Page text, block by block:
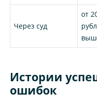
Через суд
от
Истории
ошибок